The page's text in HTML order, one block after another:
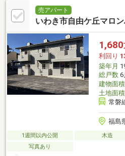
売アパート
いわき市自由ケ丘マロ
1,680
利回り
築年月
総戸数6
建物面積
土地面積
常磐
福島
1週間以内公開 木造
写真あり